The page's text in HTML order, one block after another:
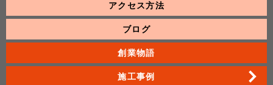
アクセス方法
ブログ
創業物語
施工事例